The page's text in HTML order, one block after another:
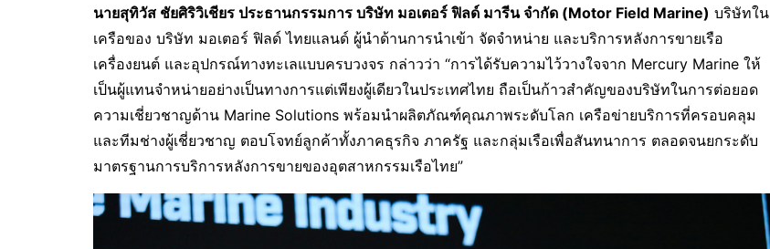
นายสุทิวัส ชัยศิริวิเชียร ประธานกรรมการ บริษัท มอเตอร์ ฟิลด์ มารีน จำกัด (Motor Field Marine) บริษัทใน
เครือของ บริษัท มอเตอร์ ฟิลด์ ไทยแลนด์ ผู้นำด้านการนำเข้า จัดจำหน่าย และบริการหลังการขายเรือ
เครื่องยนต์ และอุปกรณ์ทางทะเลแบบครบวงจร กล่าวว่า “การได้รับความไว้วางใจจาก Mercury Marine ให้
เป็นผู้แทนจำหน่ายอย่างเป็นทางการแต่เพียงผู้เดียวในประเทศไทย ถือเป็นก้าวสำคัญของบริษัทในการต่อยอด
ความเชี่ยวชาญด้าน Marine Solutions พร้อมนำผลิตภัณฑ์คุณภาพระดับโลก เครือข่ายบริการที่ครอบคลุม
และทีมช่างผู้เชี่ยวชาญ ตอบโจทย์ลูกค้าทั้งภาคธุรกิจ ภาครัฐ และกลุ่มเรือเพื่อสันทนาการ ตลอดจนยกระดับ
มาตรฐานการบริการหลังการขายของอุตสาหกรรมเรือไทย”